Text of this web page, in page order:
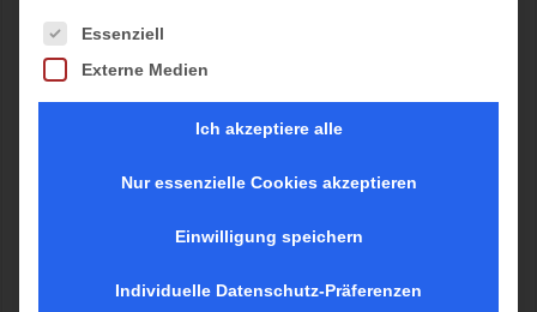
Das „ANTENNE BAYERN hilft“ -Haus ist bietet sozial benachteiligten
Krisen und Notsituationen. München/Jengen, 4.8.2013 – Endlich ist
Jugendinitiative ARTISTS FOR KIDS, ist jetzt Realität: Der
Es folgt eine Liste der Service-Gruppen, für die eine Einwilligung
Essenziell
Externe Medien
Ich akzeptiere alle
Nur essenzielle Cookies akzeptieren
Einwilligung speichern
Individuelle Datenschutz-Präferenzen